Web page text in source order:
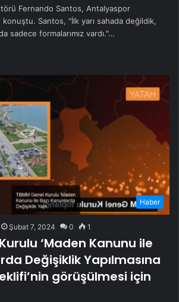
Fernando Santos, Antalyaspor
Santos, "İlk yarı sahada değildik,
sadece formalarımız vardı."…
Haber
Şubat 7, 2024 0 1
‘Maden Kanunu ile
Değişiklik Yapılmasına
görüşülmesi için